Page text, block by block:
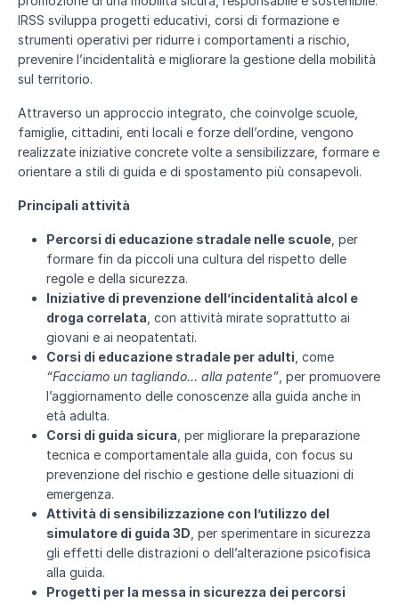
IRSS sviluppa progetti educativi, corsi di formazione e
strumenti operativi per ridurre i comportamenti a rischio,
prevenire l’incidentalità e migliorare la gestione della mobilità
sul territorio.
Attraverso un approccio integrato, che coinvolge scuole,
famiglie, cittadini, enti locali e forze dell’ordine, vengono
realizzate iniziative concrete volte a sensibilizzare, formare e
orientare a stili di guida e di spostamento più consapevoli.
Principali attività
Percorsi di educazione stradale nelle scuole , per
formare fin da piccoli una cultura del rispetto delle
regole e della sicurezza.
Iniziative di prevenzione dell’incidentalità alcol e
droga correlata , con attività mirate soprattutto ai
giovani e ai neopatentati.
Corsi di educazione stradale per adulti , come
“Facciamo un tagliando… alla patente” , per promuovere
l’aggiornamento delle conoscenze alla guida anche in
età adulta.
Corsi di guida sicura , per migliorare la preparazione
tecnica e comportamentale alla guida, con focus su
prevenzione del rischio e gestione delle situazioni di
emergenza.
Attività di sensibilizzazione con l’utilizzo del
simulatore di guida 3D , per sperimentare in sicurezza
gli effetti delle distrazioni o dell’alterazione psicofisica
alla guida.
Progetti per la messa in sicurezza dei percorsi